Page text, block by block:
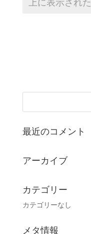
最近のコメント
アーカイブ
カテゴリー
カテゴリーなし
メタ情報